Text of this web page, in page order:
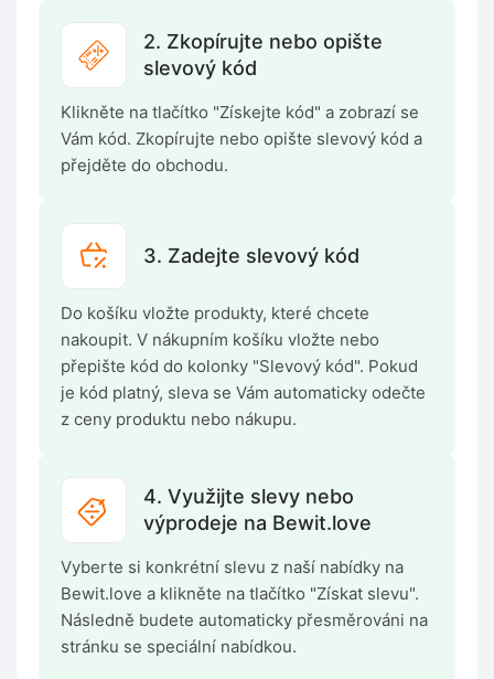
2. Zkopírujte nebo opište
slevový kód
Klikněte na tlačítko "Získejte kód" a zobrazí se
Vám kód. Zkopírujte nebo opište slevový kód a
přejděte do obchodu.
3. Zadejte slevový kód
Do košíku vložte produkty, které chcete
nakoupit. V nákupním košíku vložte nebo
přepište kód do kolonky "Slevový kód". Pokud
je kód platný, sleva se Vám automaticky odečte
z ceny produktu nebo nákupu.
4. Využijte slevy nebo
výprodeje na Bewit.love
Vyberte si konkrétní slevu z naší nabídky na
Bewit.love a klikněte na tlačítko "Získat slevu".
Následně budete automaticky přesměrováni na
stránku se speciální nabídkou.